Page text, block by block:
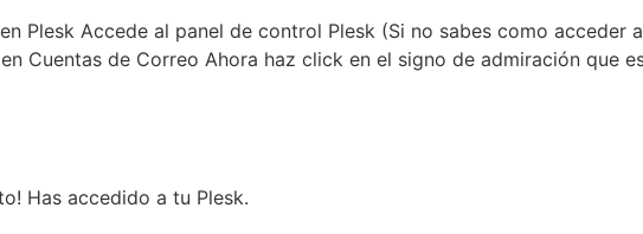
Plesk Accede al panel de control Plesk (Si no sabes como acceder
Cuentas de Correo Ahora haz click en el signo de admiración que
Has accedido a tu Plesk.